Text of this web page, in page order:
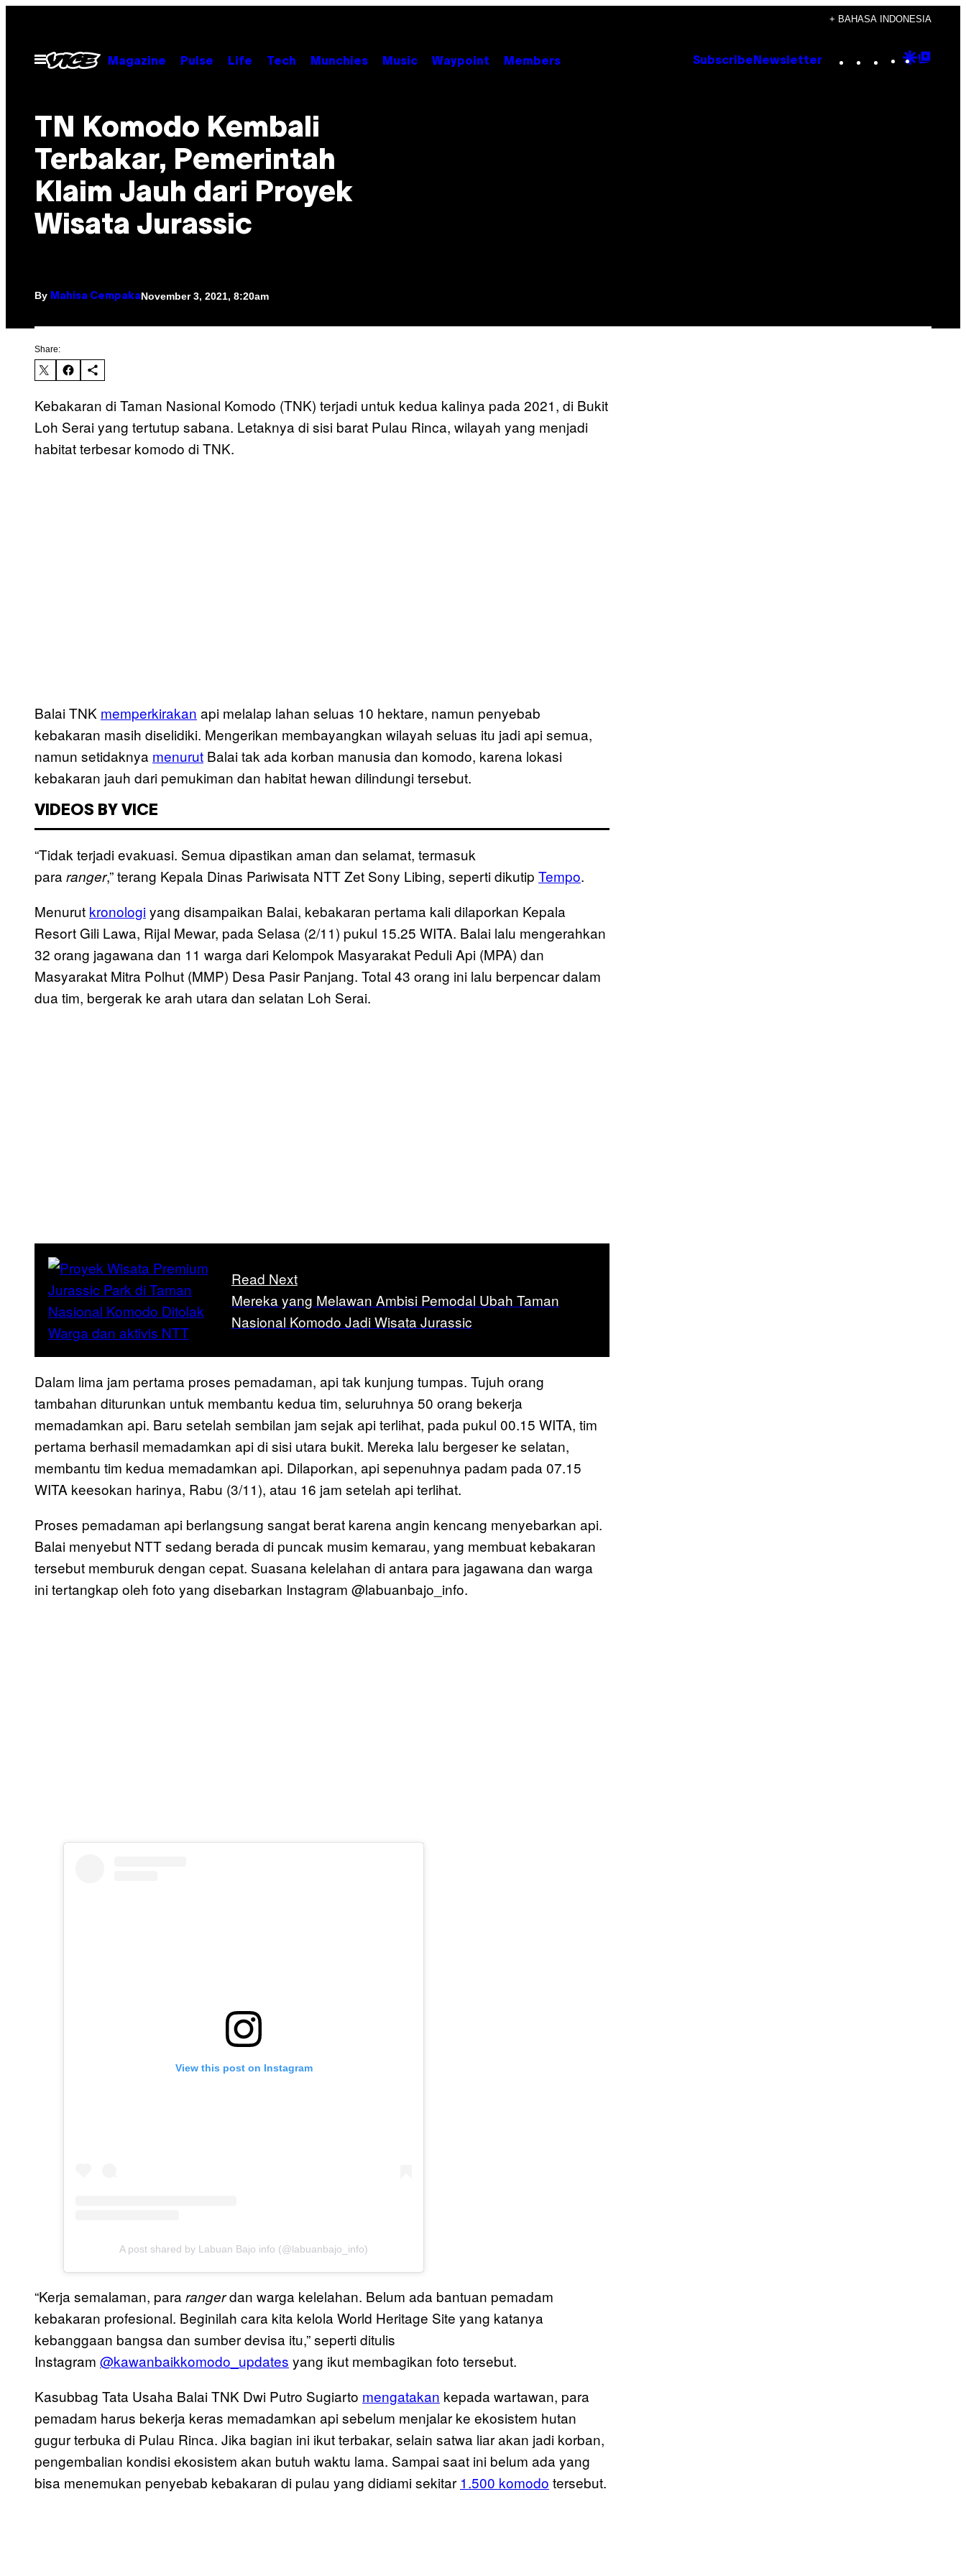
content
+ BAHASA INDONESIA
Open
Menu
Magazine Pulse Life Tech Munchies Music Waypoint Members Subscribe Newsletter Instagram
TikTok
YouTube
Google
TN Komodo Kembali
Terbakar, Pemerintah
Klaim Jauh dari Proyek
Wisata Jurassic
By Mahisa CempakaNovember 3, 2021, 8:20am
Share:
Kebakaran di Taman Nasional Komodo (TNK) terjadi untuk kedua kalinya pada 2021, di Bukit
Loh Serai yang tertutup sabana. Letaknya di sisi barat Pulau Rinca, wilayah yang menjadi
habitat terbesar komodo di TNK.
Balai TNK memperkirakan api melalap lahan seluas 10 hektare, namun penyebab
kebakaran masih diselidiki. Mengerikan membayangkan wilayah seluas itu jadi api semua,
namun setidaknya menurut Balai tak ada korban manusia dan komodo, karena lokasi
kebakaran jauh dari pemukiman dan habitat hewan dilindungi tersebut.
VIDEOS BY VICE
“Tidak terjadi evakuasi. Semua dipastikan aman dan selamat, termasuk
para ranger,” terang Kepala Dinas Pariwisata NTT Zet Sony Libing, seperti dikutip Tempo.
Menurut kronologiyang disampaikan Balai, kebakaran pertama kali dilaporkan Kepala
Resort Gili Lawa, Rijal Mewar, pada Selasa (2/11) pukul 15.25 WITA. Balai lalu mengerahkan
32 orang jagawana dan 11 warga dari Kelompok Masyarakat Peduli Api (MPA) dan
Masyarakat Mitra Polhut (MMP) Desa Pasir Panjang. Total 43 orang ini lalu berpencar dalam
dua tim, bergerak ke arah utara dan selatan Loh Serai.
Read Next
Mereka yang Melawan Ambisi Pemodal Ubah Taman
Nasional Komodo Jadi Wisata Jurassic
Dalam lima jam pertama proses pemadaman, api tak kunjung tumpas. Tujuh orang
tambahan diturunkan untuk membantu kedua tim, seluruhnya 50 orang bekerja
memadamkan api. Baru setelah sembilan jam sejak api terlihat, pada pukul 00.15 WITA, tim
pertama berhasil memadamkan api di sisi utara bukit. Mereka lalu bergeser ke selatan,
membantu tim kedua memadamkan api. Dilaporkan, api sepenuhnya padam pada 07.15
WITA keesokan harinya, Rabu (3/11), atau 16 jam setelah api terlihat.
Proses pemadaman api berlangsung sangat berat karena angin kencang menyebarkan api.
Balai menyebut NTT sedang berada di puncak musim kemarau, yang membuat kebakaran
tersebut memburuk dengan cepat. Suasana kelelahan di antara para jagawana dan warga
ini tertangkap oleh foto yang disebarkan Instagram @labuanbajo_info.
View this post on Instagram
A post shared by Labuan Bajo info (@labuanbajo_info)
“Kerja semalaman, para rangerdan warga kelelahan. Belum ada bantuan pemadam
kebakaran profesional. Beginilah cara kita kelola World Heritage Site yang katanya
kebanggaan bangsa dan sumber devisa itu,” seperti ditulis
Instagram @kawanbaikkomodo_updates yang ikut membagikan foto tersebut.
Kasubbag Tata Usaha Balai TNK Dwi Putro Sugiarto mengatakan kepada wartawan, para
pemadam harus bekerja keras memadamkan api sebelum menjalar ke ekosistem hutan
gugur terbuka di Pulau Rinca. Jika bagian ini ikut terbakar, selain satwa liar akan jadi korban,
pengembalian kondisi ekosistem akan butuh waktu lama. Sampai saat ini belum ada yang
bisa menemukan penyebab kebakaran di pulau yang didiami sekitar 1.500 komodo tersebut.